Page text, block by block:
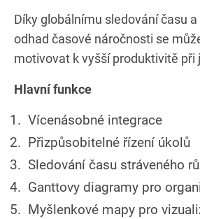
Díky globálnímu sledování času
odhad časové náročnosti se
motivovat k vyšší produktivitě při
Hlavní funkce
Vícenásobné integrace
Přizpůsobitelné řízení úkolů
Sledování času stráveného
Ganttovy diagramy pro
Myšlenkové mapy pro